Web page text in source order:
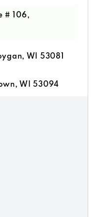
# 106,
WI 53081
WI 53094